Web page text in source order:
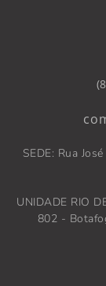
SEDE: Rua
UNIDADE RIO
802 -